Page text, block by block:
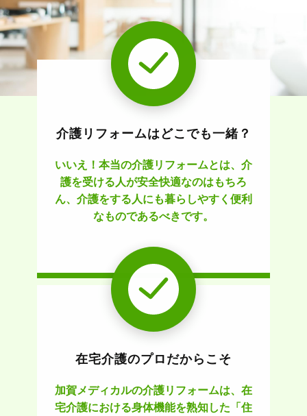
介護リフォームはどこでも一緒？
いいえ！本当の介護リフォームとは、介
護を受ける人が安全快適なのはもちろ
ん、介護をする人にも暮らしやすく便利
なものであるべきです。
在宅介護のプロだからこそ
加賀メディカルの介護リフォームは、在
宅介護における身体機能を熟知した「住